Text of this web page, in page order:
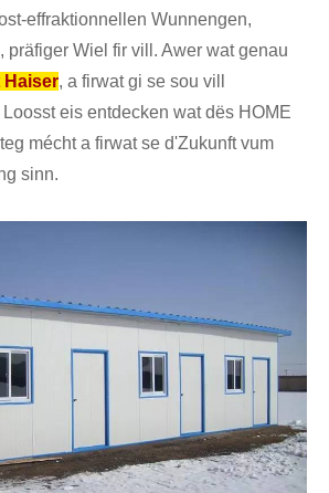
effraktionnellen Wunnengen,
präfiger Wiel fir vill. Awer wat genau
Haiser, a firwat gi se sou vill
eis entdecken wat dës HOME
mécht a firwat se d'Zukunft vum
sinn.